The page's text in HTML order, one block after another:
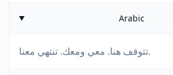
Arabic
تتوقف هنا. معي ومعك. تنتهي معنا.